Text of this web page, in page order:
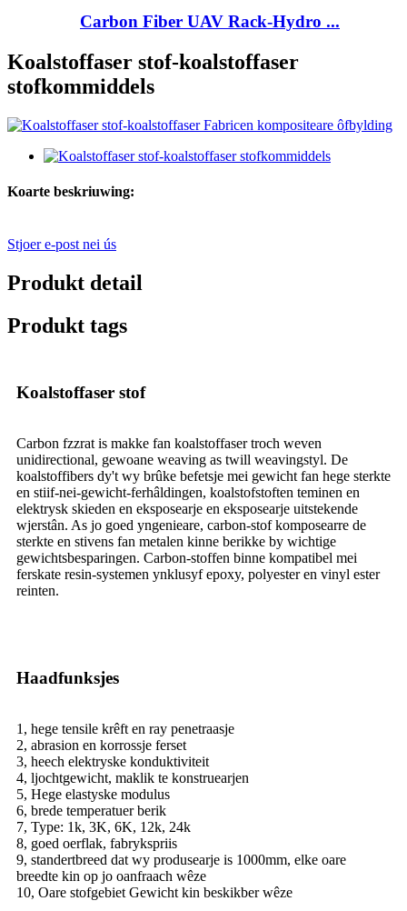
Carbon Fiber UAV Rack-Hydro ...
Koalstoffaser stof-koalstoffaser
stofkommiddels
Koarte beskriuwing:
Stjoer e-post nei ús
Produkt detail
Produkt tags
Koalstoffaser stof
Carbon fzzrat is makke fan koalstoffaser troch weven
unidirectional, gewoane weaving as twill weavingstyl. De
koalstoffibers dy't wy brûke befetsje mei gewicht fan hege sterkte
en stiif-nei-gewicht-ferhâldingen, koalstofstoften teminen en
elektrysk skieden en eksposearje en eksposearje uitstekende
wjerstân. As jo ​​goed yngenieare, carbon-stof komposearre de
sterkte en stivens fan metalen kinne berikke by wichtige
gewichtsbesparingen. Carbon-stoffen binne kompatibel mei
ferskate resin-systemen ynklusyf epoxy, polyester en vinyl ester
reinten.
Haadfunksjes
1, hege tensile krêft en ray penetraasje
2, abrasion en korrossje ferset
3, heech elektryske konduktiviteit
4, ljochtgewicht, maklik te konstruearjen
5, Hege elastyske modulus
6, brede temperatuer berik
7, Type: 1k, 3K, 6K, 12k, 24k
8, goed oerflak, fabrykspriis
9, standertbreed dat wy produsearje is 1000mm, elke oare
breedte kin op jo oanfraach wêze
10, Oare stofgebiet Gewicht kin beskikber wêze